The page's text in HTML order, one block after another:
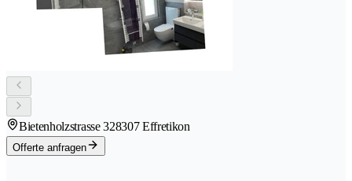
Bietenholzstrasse 328307 Effretikon
Offerte anfragen